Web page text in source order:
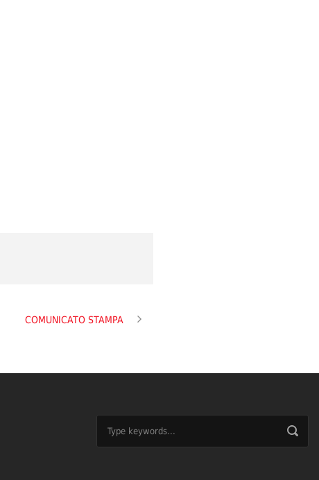
COMUNICATO STAMPA